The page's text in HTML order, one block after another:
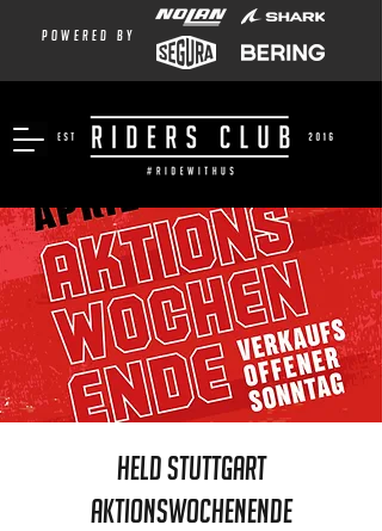
powered by
Held Stuttgart
Aktionswochenende